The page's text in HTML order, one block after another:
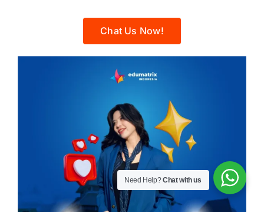
Chat Us Now!
Need Help?Chat with us